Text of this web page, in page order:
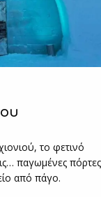
το φετινό
παγωμένες πόρτες
από πάγο.